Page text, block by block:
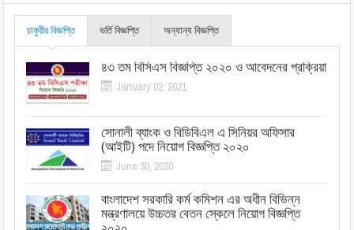
চাকুরীর বিজ্ঞপ্তি ভর্তি বিজ্ঞপ্তি অন্যান্য বিজ্ঞপ্তি
৪৩ তম বিসিএস বিজ্ঞপ্তি ২০২০ ও আবেদনের প্রক্রিয়া
January 02, 2021
সোনালী ব্যাংক ও বিডিবিএল এ সিনিয়র অফিসার
(আইটি) পদে নিয়োগ বিজ্ঞপ্তি ২০২০
June 30, 2020
বাংলাদেশ সরকারি কর্ম কমিশন এর অধীন বিভিন্ন
মন্ত্রণালয়ে উচ্চতর বেতন স্কেলে নিয়োগ বিজ্ঞপ্তি